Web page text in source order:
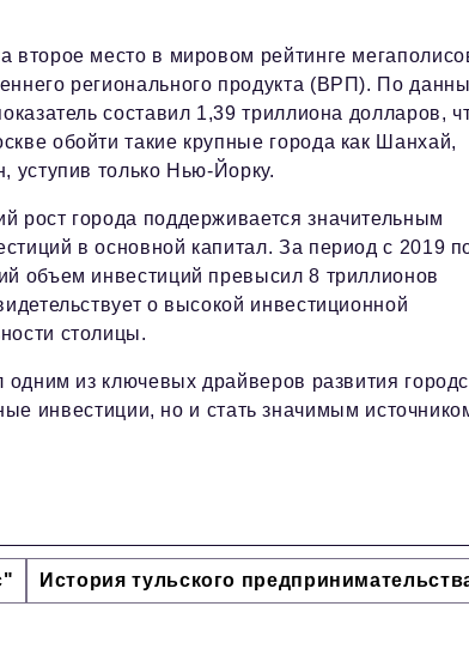
второе место в мировом рейтинге
регионального продукта (ВРП). По
составил 1,39 триллиона долларов,
обойти такие крупные города как Шанхай,
уступив только Нью-Йорку.
рост города поддерживается значительным
в основной капитал. За период с 2019
объем инвестиций превысил 8 триллионов
о высокой инвестиционной
столицы.
одним из ключевых драйверов развития
инвестиции, но и стать значимым
История тульского